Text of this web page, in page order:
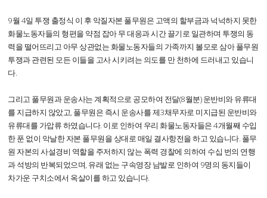
9월 4일 투쟁 출정식 이 후 악질자본 풀무원은 고액의 할부금과 넉넉하지 못한
화물노동자들의 형편을 약점 잡아 무 대응과 시간 끌기로 일관하며 투쟁의 동
력을 떨어뜨리고 아무 상관없는 화물노동자들의 가족까지 볼모로 삼아 풀무원
투쟁과 관련된 모든 이들을 고사 시키려는 의도를 만 천하에 드러내고 있습니
다.
그리고 풀무원과 운송사는 계획적으로 공모하여 전달(8월분) 운반비와 유류대
를 지급하지 않았고, 풀무원은 즉시 운송사를 제3채무자로 미지급된 운반비와
유류대를 가압류 하였습니다. 이로 인하여 우리 화물노동자들은 4개월째 수입
한 푼 없이 악날한 자본 풀무원을 상대로 매일 결사항전을 하고 있습니다. 풀무
원 자본의 사설경비 역할을 주저하지 않는 폭력 경찰에 의하여 수십 번의 연행
과 석방의 반복되었으며, 유래 없는 구속영장 남발로 인하여 9명의 동지들이
차가운 구치소에서 옥살이를 하고 있습니다.